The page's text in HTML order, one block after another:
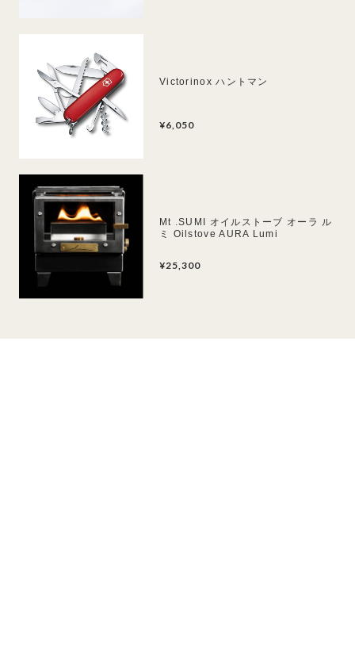
Victorinox ハントマン
¥6,050
Mt .SUMI オイルストーブ オーラ ル
ミ Oilstove AURA Lumi
¥25,300